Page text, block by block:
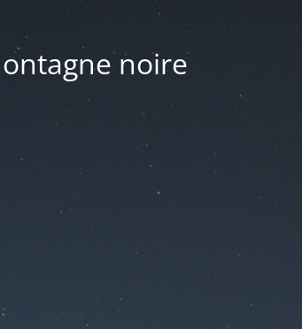
noire